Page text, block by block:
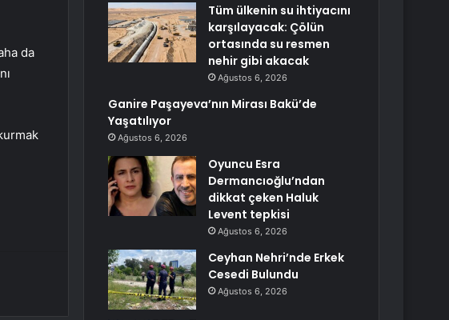
da
Tüm ülkenin su ihtiyacını
karşılayacak: Çölün
ortasında su resmen
nehir gibi akacak
Ağustos 6, 2026
Ganire Paşayeva’nın Mirası Bakü’de
Yaşatılıyor
Ağustos 6, 2026
Oyuncu Esra
Dermancıoğlu’ndan
dikkat çeken Haluk
Levent tepkisi
Ağustos 6, 2026
Ceyhan Nehri’nde Erkek
Cesedi Bulundu
Ağustos 6, 2026